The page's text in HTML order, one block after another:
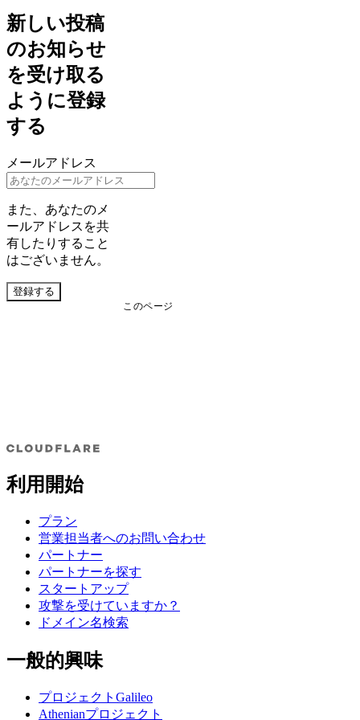
このページ
新しい投稿
のお知らせ
を受け取る
ように登録
する
メールアドレス
また、あなたのメ
ールアドレスを共
有したりすること
はございません。
登録する
利用開始
プラン
営業担当者へのお問い合わせ
パートナー
パートナーを探す
スタートアップ
攻撃を受けていますか？
ドメイン名検索
一般的興味
プロジェクトGalileo
Athenianプロジェクト